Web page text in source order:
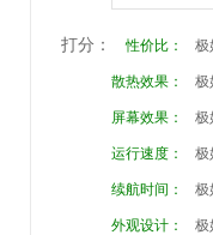
打分： 性价比： 极
散热效果： 极
屏幕效果： 极
运行速度： 极
续航时间： 极
外观设计： 极